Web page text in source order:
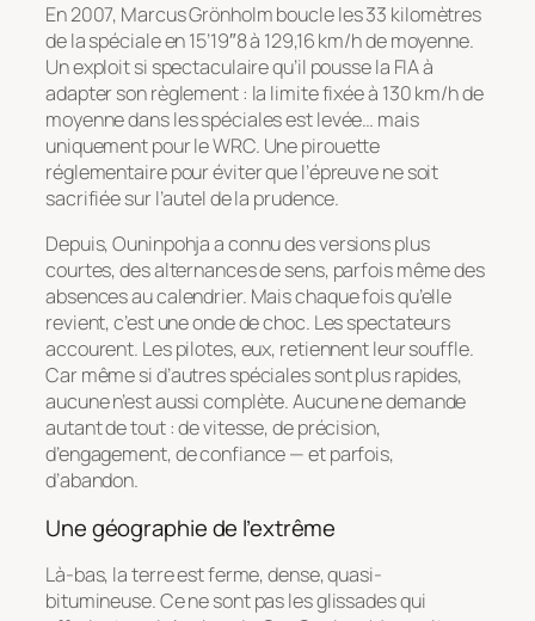
En 2007, Marcus Grönholm boucle les 33 kilomètres
de la spéciale en 15’19″8 à 129,16 km/h de moyenne.
Un exploit si spectaculaire qu’il pousse la FIA à
adapter son règlement : la limite fixée à 130 km/h de
moyenne dans les spéciales est levée… mais
uniquement pour le WRC. Une pirouette
réglementaire pour éviter que l’épreuve ne soit
sacrifiée sur l’autel de la prudence.
Depuis, Ouninpohja a connu des versions plus
courtes, des alternances de sens, parfois même des
absences au calendrier. Mais chaque fois qu’elle
revient, c’est une onde de choc. Les spectateurs
accourent. Les pilotes, eux, retiennent leur souffle.
Car même si d’autres spéciales sont plus rapides,
aucune n’est aussi complète. Aucune ne demande
autant de tout : de vitesse, de précision,
d’engagement, de confiance — et parfois,
d’abandon.
Une géographie de l’extrême
Là-bas, la terre est ferme, dense, quasi-
bitumineuse. Ce ne sont pas les glissades qui